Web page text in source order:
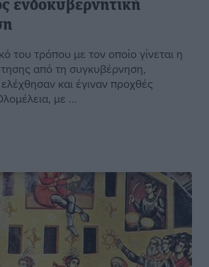
ενδοκυβερνητική
του τρόπου με τον οποίο γίνεται η
από τη συγκυβέρνηση,
και έγιναν προχθές
με ...